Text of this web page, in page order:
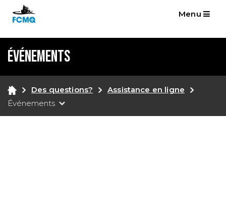
Menu
Événements
Des questions?
Assistance en ligne
Événements